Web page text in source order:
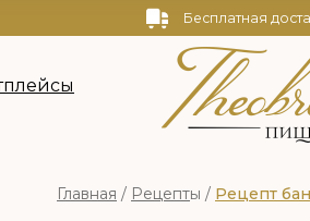
Бесплатная доставка от 2500
Главная / Рецепты / Рецепт